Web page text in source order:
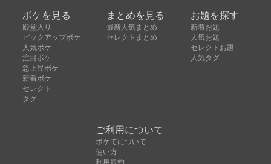
ボケを見る
殿堂入り
ピックアップボケ
人気ボケ
注目ボケ
急上昇ボケ
新着ボケ
セレクト
タグ
まとめを見る
最新人気まとめ
セレクトまとめ
お題を探す
新着お題
人気お題
セレクトお題
人気タグ
ご利用について
ボケてについて
使い方
利用規約